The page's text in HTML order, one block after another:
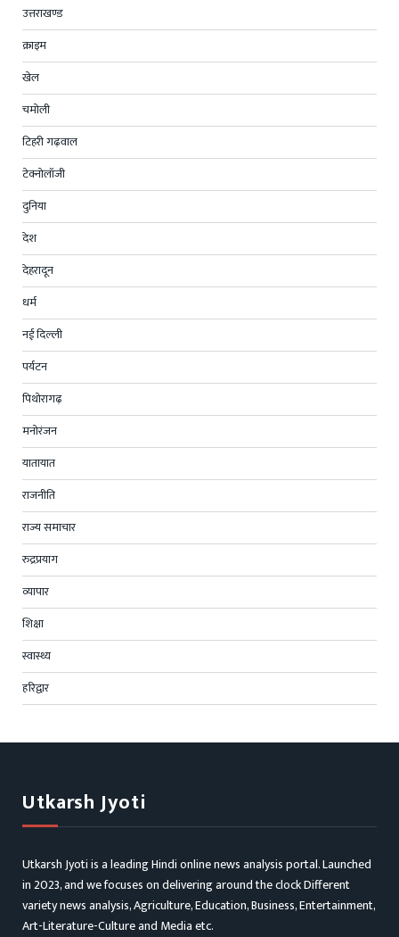
उत्तराखण्ड
क्राइम
खेल
चमोली
टिहरी गढ़वाल
टेक्नोलॉजी
दुनिया
देश
देहरादून
धर्म
नई दिल्ली
पर्यटन
पिथोरागढ़
मनोरंजन
यातायात
राजनीति
राज्य समाचार
रुद्रप्रयाग
व्यापार
शिक्षा
स्वास्थ्य
हरिद्वार
Utkarsh Jyoti
Utkarsh Jyoti is a leading Hindi online news analysis portal. Launched
in 2023, and we focuses on delivering around the clock Different
variety news analysis, Agriculture, Education, Business, Entertainment,
Art-Literature-Culture and Media etc.